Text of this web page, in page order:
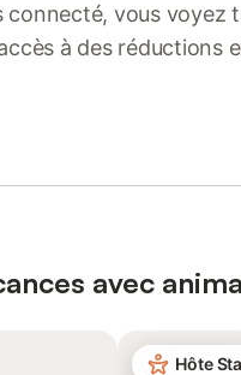
connecté, vous voyez
à des réductions
avec
Hôte